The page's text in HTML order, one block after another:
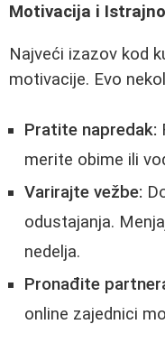
Motivacija i
Najveći izazov kod
motivacije. Evo
Pratite napredak:
merite obime ili
Varirajte vežbe:
odustajanja.
nedelja.
Pronađite
online zajednici